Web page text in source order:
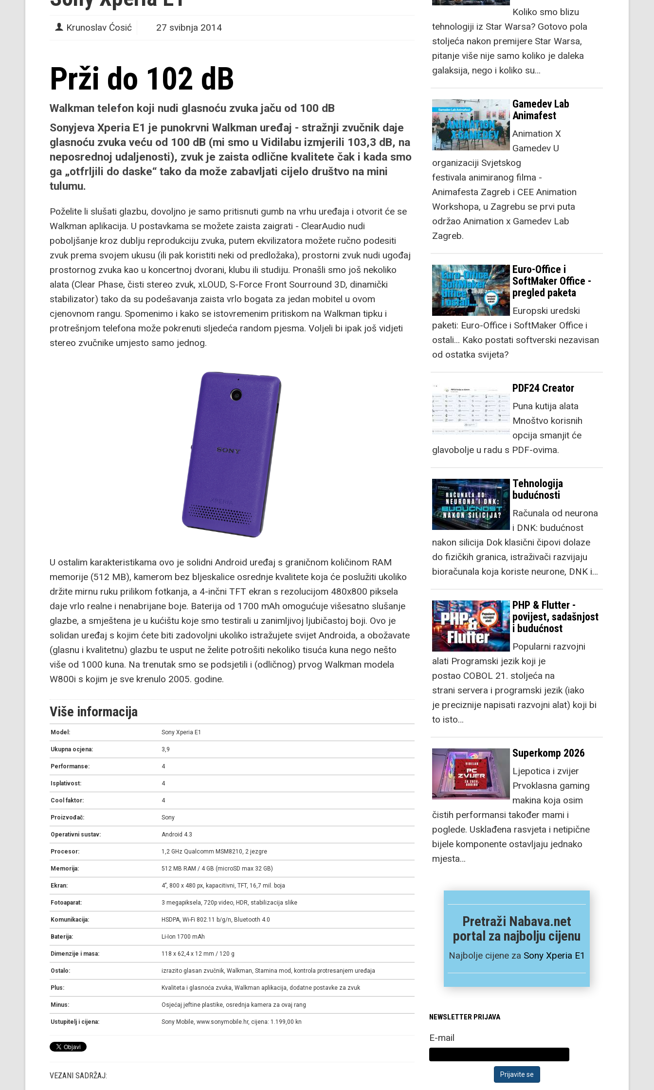
Krunoslav Ćosić 27 svibnja 2014
Prži do 102 dB
Walkman telefon koji nudi glasnoću zvuka jaču od 100 dB
Sonyjeva Xperia E1 je punokrvni Walkman uređaj - stražnji zvučnik daje
glasnoću zvuka veću od 100 dB (mi smo u Vidilabu izmjerili 103,3 dB, na
neposrednoj udaljenosti), zvuk je zaista odlične kvalitete čak i kada smo
ga „otfrljili do daske“ tako da može zabavljati cijelo društvo na mini
tulumu.
Poželite li slušati glazbu, dovoljno je samo pritisnuti gumb na vrhu uređaja i otvorit će se
Walkman aplikacija. U postavkama se možete zaista zaigrati - ClearAudio nudi
poboljšanje kroz dublju reprodukciju zvuka, putem ekvilizatora možete ručno podesiti
zvuk prema svojem ukusu (ili pak koristiti neki od predložaka), prostorni zvuk nudi ugođaj
prostornog zvuka kao u koncertnoj dvorani, klubu ili studiju. Pronašli smo još nekoliko
alata (Clear Phase, čisti stereo zvuk, xLOUD, S-Force Front Sourround 3D, dinamički
stabilizator) tako da su podešavanja zaista vrlo bogata za jedan mobitel u ovom
cjenovnom rangu. Spomenimo i kako se istovremenim pritiskom na Walkman tipku i
protrešnjom telefona može pokrenuti sljedeća random pjesma. Voljeli bi ipak još vidjeti
stereo zvučnike umjesto samo jednog.
U ostalim karakteristikama ovo je solidni Android uređaj s graničnom količinom RAM
memorije (512 MB), kamerom bez bljeskalice osrednje kvalitete koja će poslužiti ukoliko
držite mirnu ruku prilikom fotkanja, a 4-inčni TFT ekran s rezolucijom 480x800 piksela
daje vrlo realne i nenabrijane boje. Baterija od 1700 mAh omogućuje višesatno slušanje
glazbe, a smještena je u kućištu koje smo testirali u zanimljivoj ljubičastoj boji. Ovo je
solidan uređaj s kojim ćete biti zadovoljni ukoliko istražujete svijet Androida, a obožavate
(glasnu i kvalitetnu) glazbu te usput ne želite potrošiti nekoliko tisuća kuna nego nešto
više od 1000 kuna. Na trenutak smo se podsjetili i (odličnog) prvog Walkman modela
W800i s kojim je sve krenulo 2005. godine.
Više informacija
Model: Sony Xperia E1
Ukupna ocjena: 3,9
Performanse: 4
Isplativost: 4
Cool faktor: 4
Proizvođač: Sony
Operativni sustav: Android 4.3
Procesor: 1,2 GHz Qualcomm MSM8210, 2 jezgre
Memorija: 512 MB RAM / 4 GB (microSD max 32 GB)
Ekran: 4’’, 800 x 480 px, kapacitivni, TFT, 16,7 mil. boja
Fotoaparat: 3 megapiksela, 720p video, HDR, stabilizacija slike
Komunikacija: HSDPA, Wi-Fi 802.11 b/g/n, Bluetooth 4.0
Baterija: Li-Ion 1700 mAh
Dimenzije i masa: 118 x 62,4 x 12 mm / 120 g
Ostalo: izrazito glasan zvučnik, Walkman, Stamina mod, kontrola protresanjem uređaja
Plus: Kvaliteta i glasnoća zvuka, Walkman aplikacija, dodatne postavke za zvuk
Minus: Osjećaj jeftine plastike, osrednja kamera za ovaj rang
Ustupitelj i cijena: Sony Mobile, www.sonymobile.hr, cijena: 1.199,00 kn
VEZANI SADRŽAJ:
Koliko smo blizu
tehnologiji iz Star Warsa? Gotovo pola
stoljeća nakon premijere Star Warsa,
pitanje više nije samo koliko je daleka
galaksija, nego i koliko su…
Gamedev Lab
Animafest
Animation X
Gamedev U
organizaciji Svjetskog
festivala animiranog filma -
Animafesta Zagreb i CEE Animation
Workshopa, u Zagrebu se prvi puta
održao Animation x Gamedev Lab
Zagreb.
Euro-Office i
SoftMaker Office -
pregled paketa
Europski uredski
paketi: Euro-Office i SoftMaker Office i
ostali... Kako postati softverski nezavisan
od ostatka svijeta?
PDF24 Creator
Puna kutija alata
Mnoštvo korisnih
opcija smanjit će
glavobolje u radu s PDF-ovima.
Tehnologija
budućnosti
Računala od neurona
i DNK: budućnost
nakon silicija Dok klasični čipovi dolaze
do fizičkih granica, istraživači razvijaju
bioračunala koja koriste neurone, DNK i…
PHP & Flutter -
povijest, sadašnjost
i budućnost
Popularni razvojni
alati Programski jezik koji je
postao COBOL 21. stoljeća na
strani servera i programski jezik (iako
je preciznije napisati razvojni alat) koji bi
to isto…
Superkomp 2026
Ljepotica i zvijer
Prvoklasna gaming
makina koja osim
čistih performansi također mami i
poglede. Usklađena rasvjeta i netipične
bijele komponente ostavljaju jednako
mjesta…
Pretraži Nabava.net
portal za najbolju cijenu
Najbolje cijene za Sony Xperia E1
NEWSLETTER PRIJAVA
E-mail